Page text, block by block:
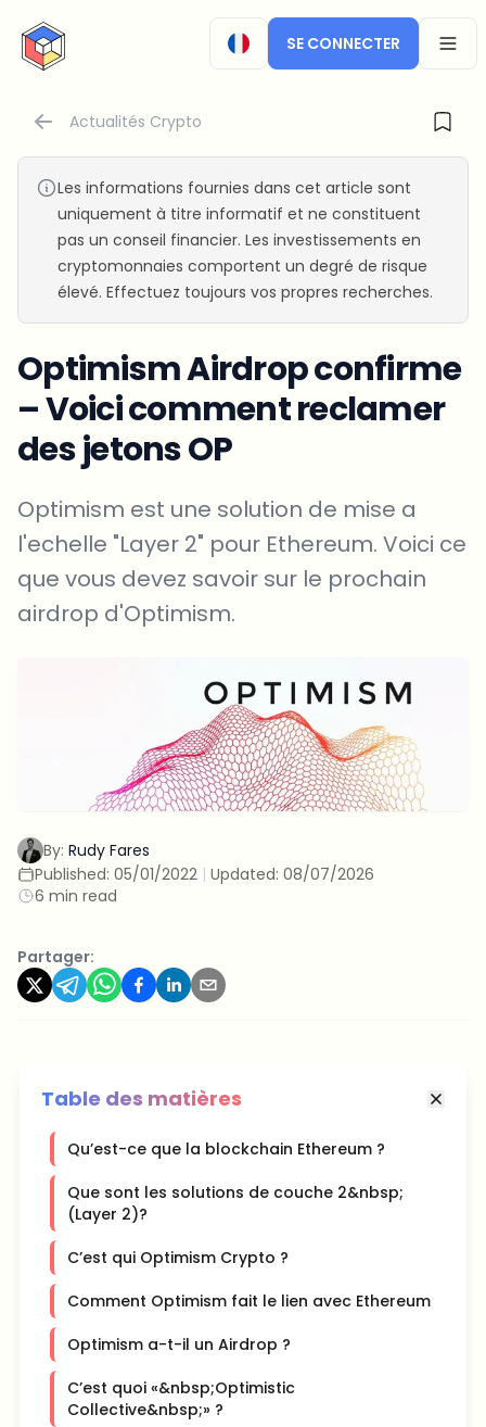
CryptoTicker
SE CONNECTER
Actualités Crypto
Les informations fournies dans cet article sont
uniquement à titre informatif et ne constituent
pas un conseil financier. Les investissements en
cryptomonnaies comportent un degré de risque
élevé. Effectuez toujours vos propres recherches.
Optimism Airdrop confirme
– Voici comment reclamer
des jetons OP
Optimism est une solution de mise a
l'echelle "Layer 2" pour Ethereum. Voici ce
que vous devez savoir sur le prochain
airdrop d'Optimism.
By: Rudy Fares
Published: 05/01/2022 | Updated: 08/07/2026
6 min read
Partager:
Table des matières
Qu’est-ce que la blockchain Ethereum ?
Que sont les solutions de couche 2&nbsp;
(Layer 2)?
C’est qui Optimism Crypto ?
Comment Optimism fait le lien avec Ethereum
Optimism a-t-il un Airdrop ?
C’est quoi «&nbsp;Optimistic
Collective&nbsp;» ?